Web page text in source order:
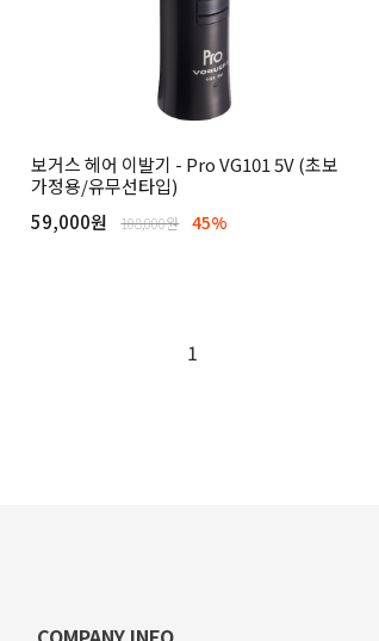
보거스 헤어 이발기 - Pro VG101 5V (초보
가정용/유무선타입)
59,000원
108,000원 45%
1